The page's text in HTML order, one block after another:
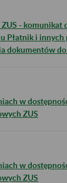
- komunikat
Płatnik i innych
dokumentów do
w
ZUS
w
ZUS